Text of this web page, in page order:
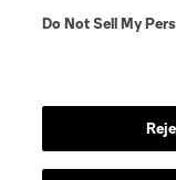
Do Not Sell My